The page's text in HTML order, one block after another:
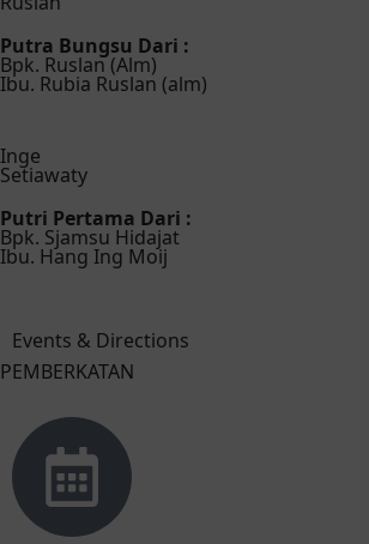
Putra Bungsu Dari :
Bpk. Ruslan (Alm)
Ibu. Rubia Ruslan (alm)
Inge
Setiawaty
Putri Pertama Dari :
Bpk. Sjamsu Hidajat
Ibu. Hang Ing Moij
Events & Directions
PEMBERKATAN